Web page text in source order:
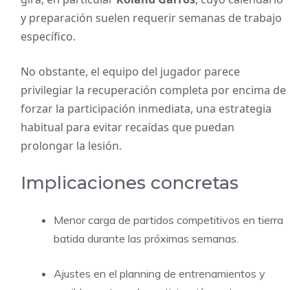
y preparación suelen requerir semanas de trabajo
específico.
No obstante, el equipo del jugador parece
privilegiar la recuperación completa por encima de
forzar la participación inmediata, una estrategia
habitual para evitar recaídas que puedan
prolongar la lesión.
Implicaciones concretas
Menor carga de partidos competitivos en tierra
batida durante las próximas semanas.
Ajustes en el planning de entrenamientos y